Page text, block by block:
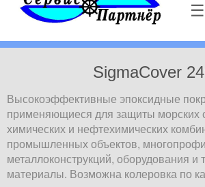
☰
SigmaCover
Высокоэффективные эпоксидные
применяющиеся для защиты морских
химических и нефтехимических
промышленных объектов,
металлоконструкций, оборудования и
материалы. Возможна колеровка по